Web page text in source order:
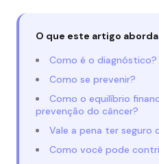
O que este artigo
Como é o diagnóstico?
Como se prevenir?
Como o equilíbrio
prevenção do câncer?
Vale a pena ter seguro
Como você pode